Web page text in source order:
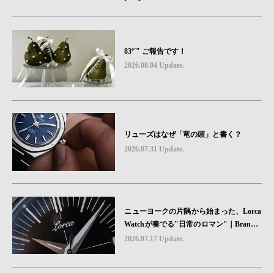
83º'" ご報告です！
2026.08.04 Update.
リューズはなぜ「竜の頭」と書く？
2026.07.31 Update.
ニューヨークの片隅から始まった、Lorca
Watchが奏でる"日常のロマン"｜Brand P
icks #08
2026.07.17 Update.